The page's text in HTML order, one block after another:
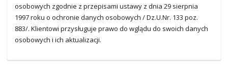
osobowych zgodnie z przepisami ustawy z dnia 29 sierpnia
1997 roku o ochronie danych osobowych / Dz.U.Nr. 133 poz.
883/. Klientowi przysługuje prawo do wglądu do swoich danych
osobowych i ich aktualizacji.